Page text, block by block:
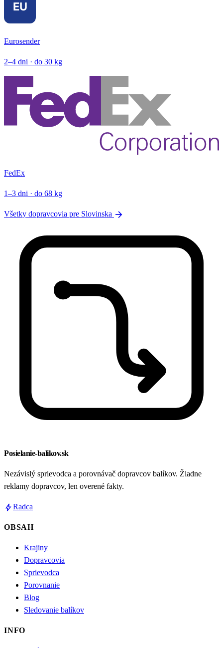
Eurosender
2–4 dni · do 30 kg
FedEx
1–3 dni · do 68 kg
Všetky dopravcovia pre Slovinska arrow_forward
Posielanie-balikov.sk
Nezávislý sprievodca a porovnávač dopravcov balíkov. Žiadne
reklamy dopravcov, len overené fakty.
boltRadca
OBSAH
Krajiny
Dopravcovia
Sprievodca
Porovnanie
Blog
Sledovanie balíkov
INFO